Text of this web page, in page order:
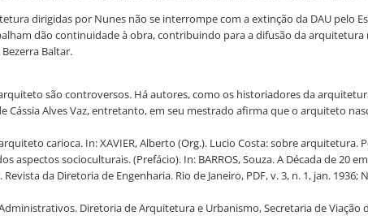
dirigidas por Nunes não se interrompe com a extinção da DAU
dão continuidade à obra, contribuindo para a difusão da
Baltar.
são controversos. Há autores, como os historiadores da
Cássia Alves Vaz, entretanto, em seu mestrado afirma que o arquiteto
carioca. In: XAVIER, Alberto (Org.). Lucio Costa: sobre
aspectos socioculturais. (Prefácio). In: BARROS, Souza. A Década de 20
da Diretoria de Engenharia. Rio de Janeiro, PDF, v. 3, n. 1, jan.
Diretoria de Arquitetura e Urbanismo, Secretaria de